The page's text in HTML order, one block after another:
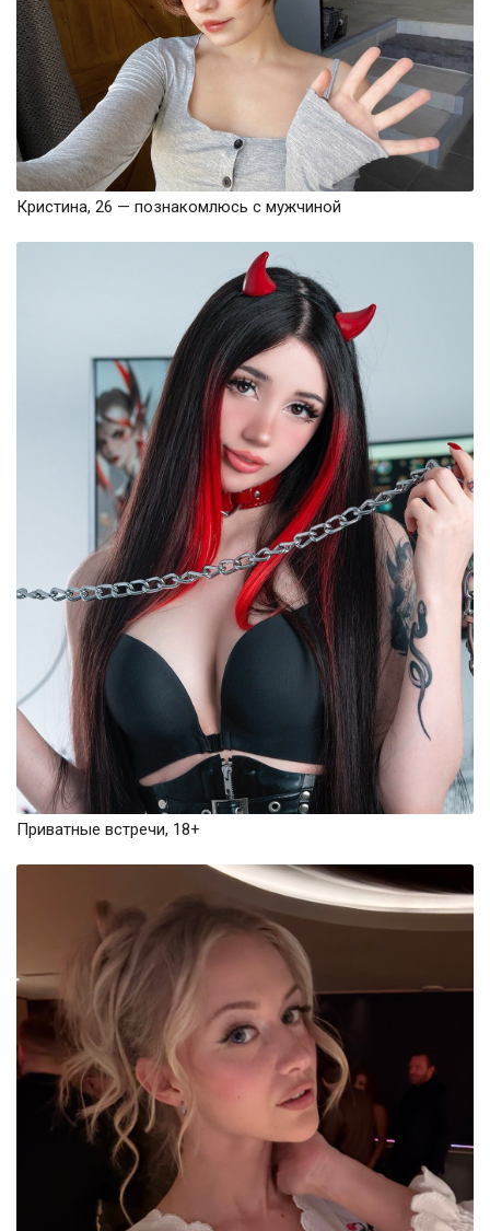
Кристина, 26 — познакомлюсь с мужчиной
Приватные встречи, 18+